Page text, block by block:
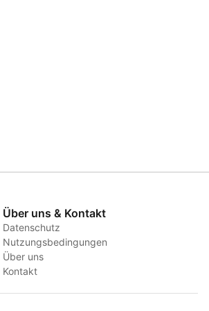
Über uns & Kontakt
Datenschutz
Nutzungsbedingungen
Über uns
Kontakt